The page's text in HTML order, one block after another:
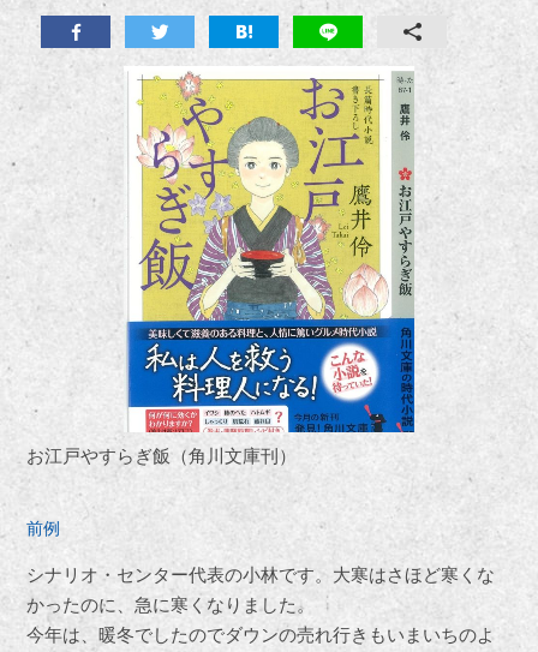
お江戸やすらぎ飯（角川文庫刊）
前例
シナリオ・センター代表の小林です。大寒はさほど寒くな
かったのに、急に寒くなりました。
今年は、暖冬でしたのでダウンの売れ行きもいまいちのよ